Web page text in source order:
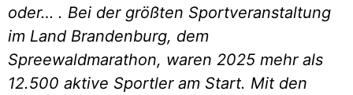
oder… . Bei der größten Sportveranstaltung
im Land Brandenburg, dem
Spreewaldmarathon, waren 2025 mehr als
12.500 aktive Sportler am Start. Mit den